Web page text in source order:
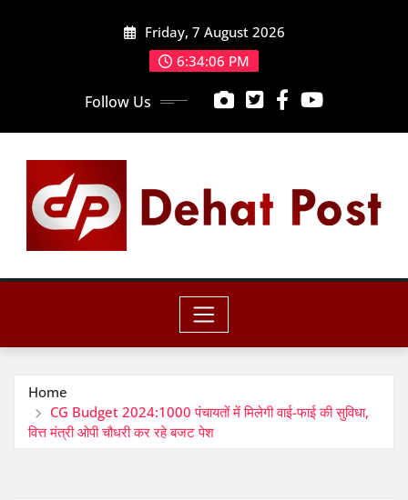
Friday, 7 August 2026
6:34:07 PM
Follow Us
Home
CG Budget 2024:1000 पंचायतों में मिलेगी वाई-फाई की सुविधा,
वित्त मंत्री ओपी चौधरी कर रहे बजट पेश